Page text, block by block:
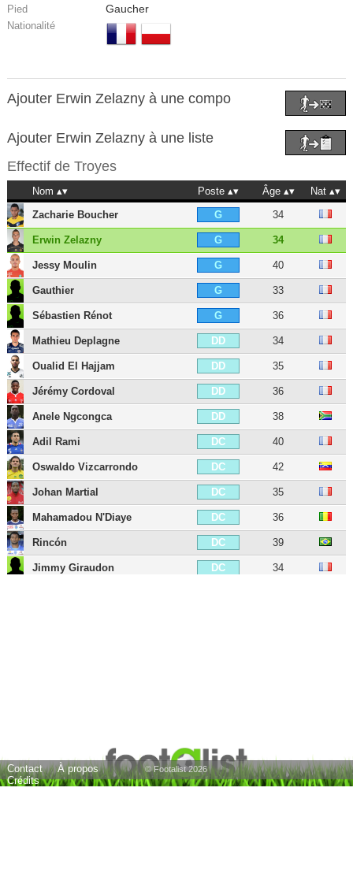
Pied Gaucher
Nationalité
Ajouter Erwin Zelazny à une compo
Ajouter Erwin Zelazny à une liste
Effectif de Troyes
Nom Poste Âge
Nat
Zacharie Boucher
G 34
Erwin Zelazny G 34
Jessy Moulin G 40
Gauthier G 33
Sébastien Rénot G 36
Mathieu Deplagne DD 34
Oualid El Hajjam DD 35
Jérémy Cordoval DD 36
Anele Ngcongca DD 38
Adil Rami DC 40
Oswaldo Vizcarrondo DC 42
Johan Martial DC 35
Mahamadou N'Diaye DC 36
Rincón DC 39
Jimmy Giraudon DC 34
Tristan Dingomé MOC 35
Contact
À propos
Crédits
© Footalist 2026